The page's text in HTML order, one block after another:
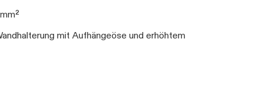
mit Aufhängeöse und erhöhtem